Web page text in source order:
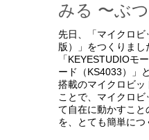
みる 〜ぶ
先日、「マイクロビ
版）」をつくりまし
「KEYESTUDIOモ
ード（KS4033）」
搭載のマイクロビッ
ことで、マイクロ
て自在に動かすこと
を、とても簡単につ